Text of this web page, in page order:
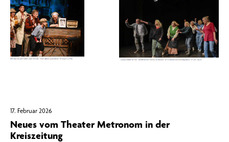
17. Februar 2026
Neues vom Theater Metronom in der
Kreiszeitung